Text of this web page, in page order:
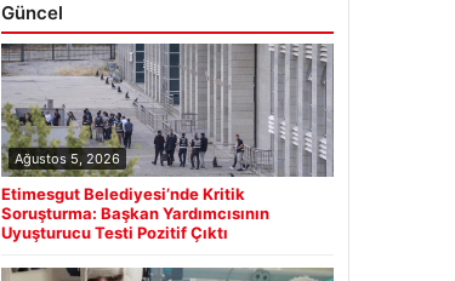
Güncel
Ağustos 5, 2026
Etimesgut Belediyesi’nde Kritik
Soruşturma: Başkan Yardımcısının
Uyuşturucu Testi Pozitif Çıktı